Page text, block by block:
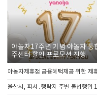
야놀자17주년 기념 야놀자 통
주센터 할인 프로모션 진행
야놀자제휴점 금융혜택제공 위한 제
울산시, 피서․행락지 주변 불법행위